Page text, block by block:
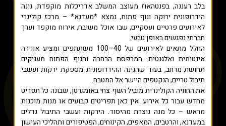
בלב רעננה, בפנטהאוז מעוצב המשלב אדריכלות מוקפדת, גינה
הידרופונית ירוקה ונוף פתוח, נמצא *מעדנא* – מרכז קולינרי
לאירועים פרטיים ועסקיים, שבו אוכל משובח, אירוח מוקפד וערך
חברתי נפגשים באופן טבעי.
החלל מתאים לאירועים של 40–100 משתתפים ומציע אווירה
אינטימית ואלגנטית. המרפסת הרחבה והנוף הפתוח מעניקים
תחושת מרחב, בעוד שהגינה ההידרופונית מספקת ירקות ועשבי
תיבול טריים, הנקטפים היישר אל המטבח.
את החוויה הקולינרית מוביל השף צחי באומגרטן, שבונה כל תפריט
מחדש עבור כל אירוע. אין כאן תפריטים קבועים או מנות מוכנות
מראש – כל מנה נוצרת מהיסוד. הירקות ועשבי התיבול גדלים
במעדנא, והרטבים, המאפים, הקינוחים, הפטיפורים ותהליכי העישון